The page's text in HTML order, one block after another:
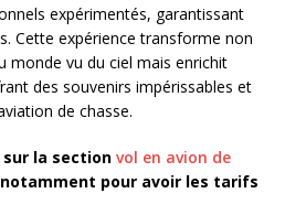
expérimentés, garantissant
Cette expérience transforme non
monde vu du ciel mais enrichit
des souvenirs impérissables et
de chasse.
la section vol en avion de
pour avoir les tarifs